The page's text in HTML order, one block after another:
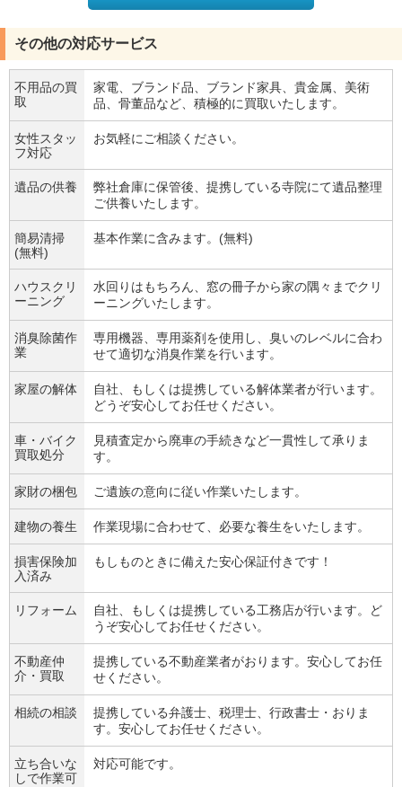
その他の対応サービス
不用品の買
取
家電、ブランド品、ブランド家具、貴金属、美術
品、骨董品など、積極的に買取いたします。
女性スタッ
フ対応
お気軽にご相談ください。
遺品の供養
弊社倉庫に保管後、提携している寺院にて遺品整理
ご供養いたします。
簡易清掃
(無料)
基本作業に含みます。(無料)
ハウスクリ
ーニング
水回りはもちろん、窓の冊子から家の隅々までクリ
ーニングいたします。
消臭除菌作
業
専用機器、専用薬剤を使用し、臭いのレベルに合わ
せて適切な消臭作業を行います。
家屋の解体
自社、もしくは提携している解体業者が行います。
どうぞ安心してお任せください。
車・バイク
買取処分
見積査定から廃車の手続きなど一貫性して承りま
す。
家財の梱包 ご遺族の意向に従い作業いたします。
建物の養生 作業現場に合わせて、必要な養生をいたします。
損害保険加
入済み
もしものときに備えた安心保証付きです！
リフォーム
自社、もしくは提携している工務店が行います。ど
うぞ安心してお任せください。
不動産仲
介・買取
提携している不動産業者がおります。安心してお任
せください。
相続の相談
提携している弁護士、税理士、行政書士・おりま
す。安心してお任せください。
立ち合いな
しで作業可
対応可能です。